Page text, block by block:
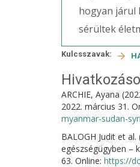
hogyan járul
sérültek
Kulcsszavak:
ARCHIE, Ayana
2022. március 31.
myanmar-sudan-
BALOGH Judit et
egészségügyben –
63. Online: https://